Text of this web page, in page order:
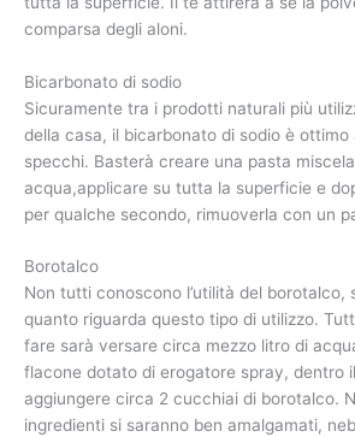
comparsa degli aloni.
Bicarbonato di sodio
Sicuramente tra i prodotti naturali più
della casa, il bicarbonato di sodio è ottimo
specchi. Basterà creare una pasta
acqua,applicare su tutta la superficie e
per qualche secondo, rimuoverla con un
Borotalco
Non tutti conoscono l’utilità del borotalco,
quanto riguarda questo tipo di utilizzo.
fare sarà versare circa mezzo litro di
flacone dotato di erogatore spray, dentro
aggiungere circa 2 cucchiai di borotalco.
ingredienti si saranno ben amalgamati,